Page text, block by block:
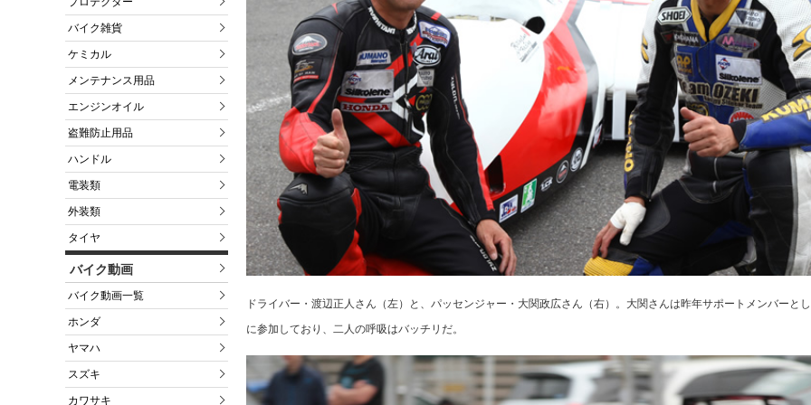
バイク雑貨
ケミカル
メンテナンス用品
エンジンオイル
盗難防止用品
ハンドル
電装類
外装類
タイヤ
バイク動画
バイク動画一覧
ホンダ
ヤマハ
スズキ
カワサキ
ドライバー・渡辺正人さん（左）と、パッセンジャー・大関政広さん（右）。大関さんは昨年サポートメンバーと
に参加しており、二人の呼吸はバッチリだ。